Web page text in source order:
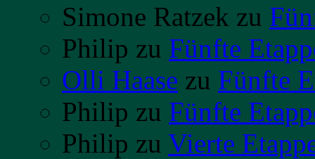
Simone Ratzek zu
Philip zu Fünfte
Olli Haase zu Fünfte
Philip zu Fünfte
Philip zu Vierte